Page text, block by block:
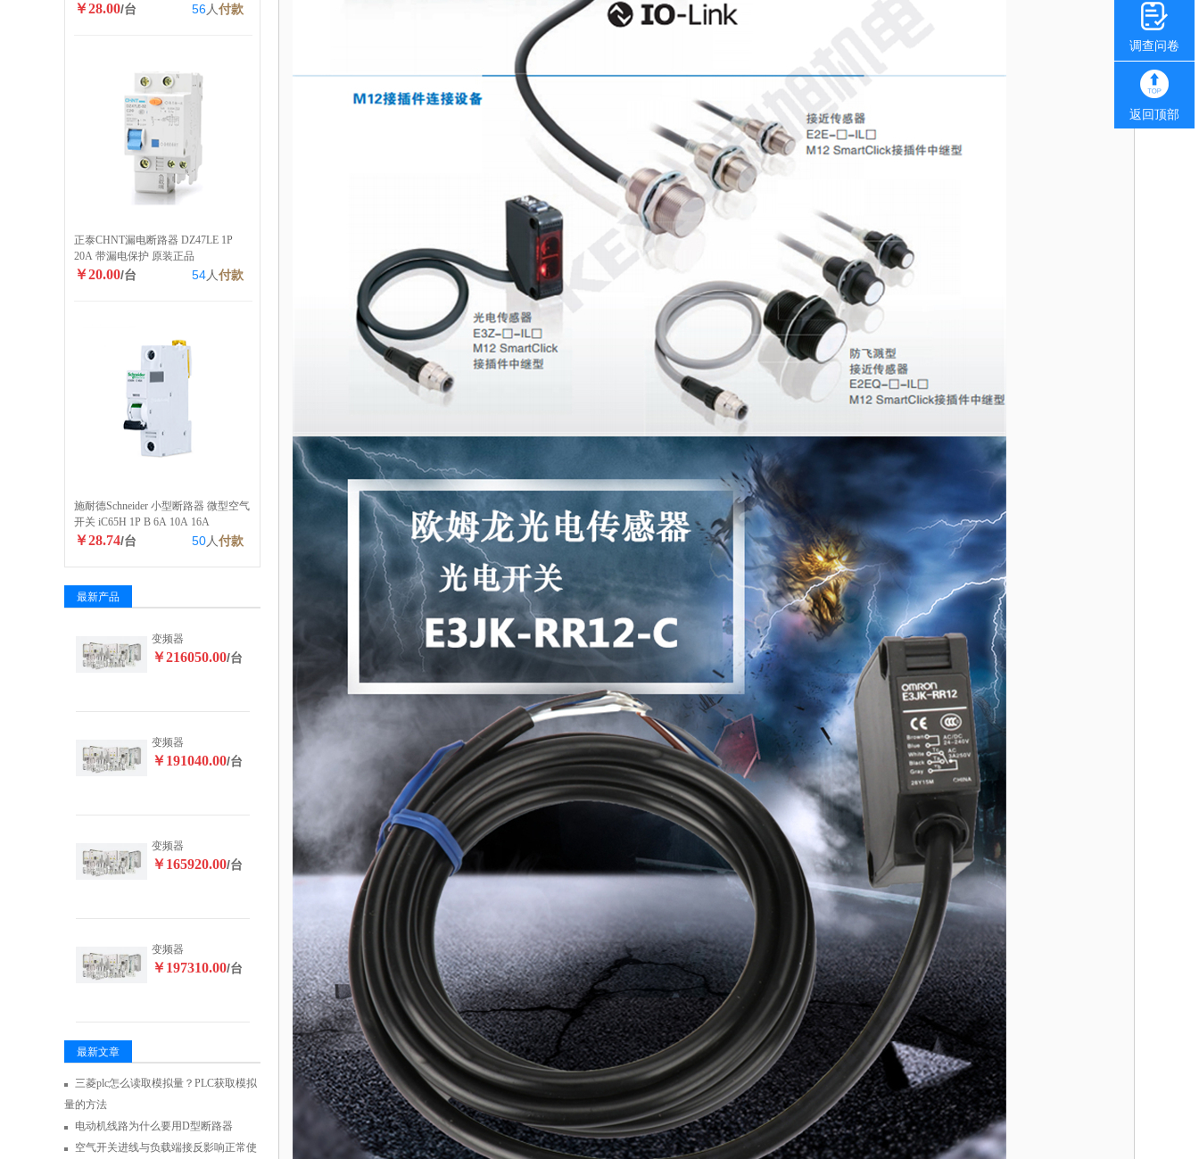
￥28.00/台 56人付款
正泰CHNT漏电断路器 DZ47LE 1P
20A 带漏电保护 原装正品
￥20.00/台 54人付款
施耐德Schneider 小型断路器 微型空气
开关 iC65H 1P B 6A 10A 16A
￥28.74/台 50人付款
最新产品
变频器
￥216050.00/台
变频器
￥191040.00/台
变频器
￥165920.00/台
变频器
￥197310.00/台
最新文章
三菱plc怎么读取模拟量？PLC获取模拟
量的方法
电动机线路为什么要用D型断路器
空气开关进线与负载端接反影响正常使
调查问卷
返回顶部